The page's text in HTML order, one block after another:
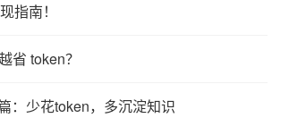
指南！
省 token？
：少花token，多沉淀知识